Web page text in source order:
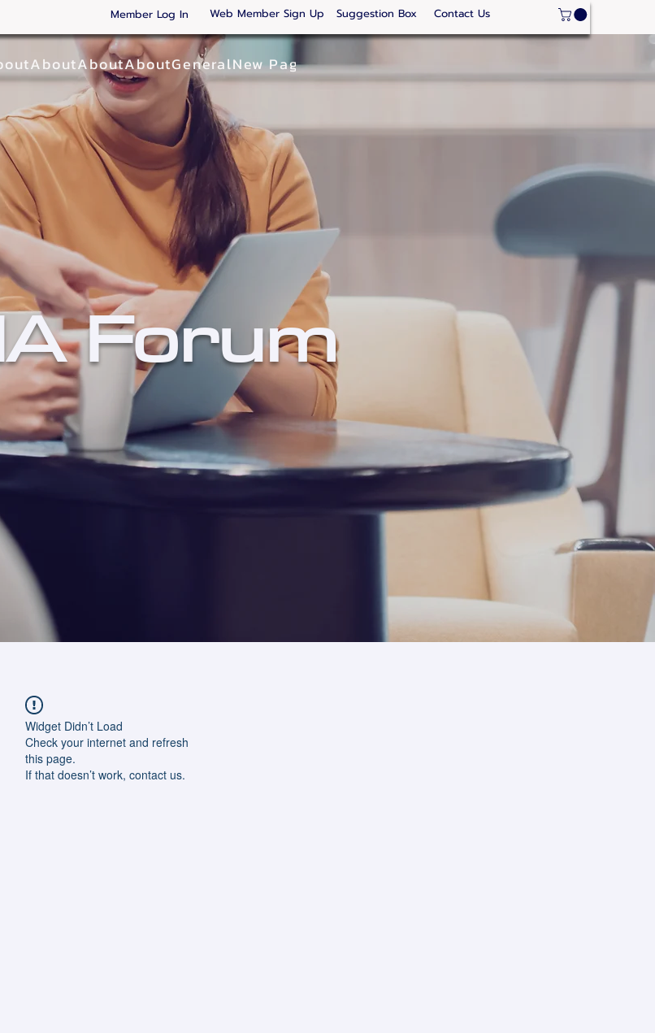
Member Log In Web Member Sign Up Suggestion Box Contact Us
AboutAboutAboutGeneralNew PageStrategic Areas
Forum
Widget Didn’t Load
Check your internet and refresh
this page.
If that doesn’t work, contact us.